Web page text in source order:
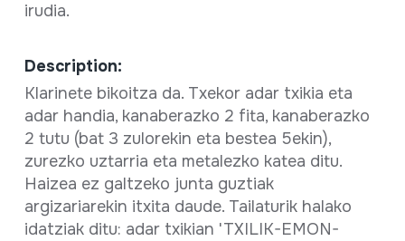
irudia.
Description:
Klarinete bikoitza da. Txekor adar txikia eta
adar handia, kanaberazko 2 fita, kanaberazko
2 tutu (bat 3 zulorekin eta bestea 5ekin),
zurezko uztarria eta metalezko katea ditu.
Haizea ez galtzeko junta guztiak
argizariarekin itxita daude. Tailaturik halako
idatziak ditu: adar txikian 'TXILIK-EMON-